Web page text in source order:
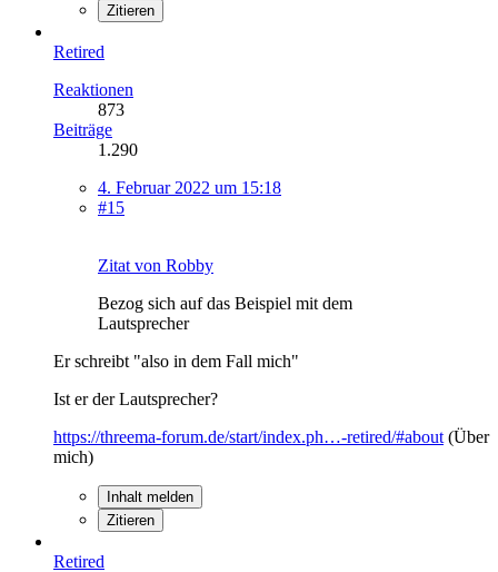
Zitieren
Retired
Reaktionen
873
Beiträge
1.290
4. Februar 2022 um 15:18
#15
Zitat von Robby
Bezog sich auf das Beispiel mit dem
Lautsprecher
Er schreibt "also in dem Fall mich"
Ist er der Lautsprecher?
https://threema-forum.de/start/index.ph…-retired/#about (Über
mich)
Inhalt melden
Zitieren
Retired